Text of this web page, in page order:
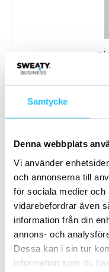
Samtycke
Denna webbplats
Vi använder
och annonserna till
för sociala medier
vidarebefordrar även
information från din
annons- och
Dessa kan i sin tur
information som du
Digitalt
EGYM
Business
EGYM
ska
och